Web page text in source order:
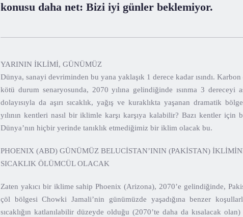
konusu daha net: Bizi iyi günler beklemiyor.
YARININ İKLİMİ, GÜNÜMÜZ
Dünya, sanayi devriminden bu yana yaklaşık 1 derece kadar ısındı. Karbon
kötü durum senaryosunda, 2070 yılına gelindiğinde ısınma 3
dolayısıyla da aşırı sıcaklık, yağış ve kuraklıkta yaşanan dramatik
yılının kentleri nasıl bir iklimle karşı karşıya kalabilir? Bazı kentler için
Dünya’nın hiçbir yerinde tanıklık etmediğimiz bir iklim olacak bu.
PHOENIX (ABD) GÜNÜMÜZ BELUCİSTAN’ININ (PAKİSTAN)
SICAKLIK ÖLÜMCÜL OLACAK
Zaten yakıcı bir iklime sahip Phoenix (Arizona), 2070’e gelindiğinde,
çöl bölgesi Chowki Jamali’nin günümüzde yaşadığına benzer
sıcaklığın katlanılabilir düzeyde olduğu (2070’te daha da kısalacak